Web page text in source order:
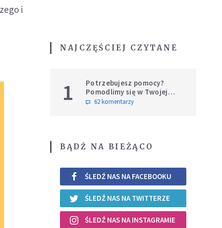
i
NAJCZĘŚCIEJ CZYTANE
1
Potrzebujesz pomocy?
Pomodlimy się w Twojej
intencji
62 komentarzy
BĄDŹ NA BIEŻĄCO
ŚLEDŹ NAS NA FACEBOOKU
ŚLEDŹ NAS NA TWITTERZE
ŚLEDŹ NAS NA INSTAGRAMIE